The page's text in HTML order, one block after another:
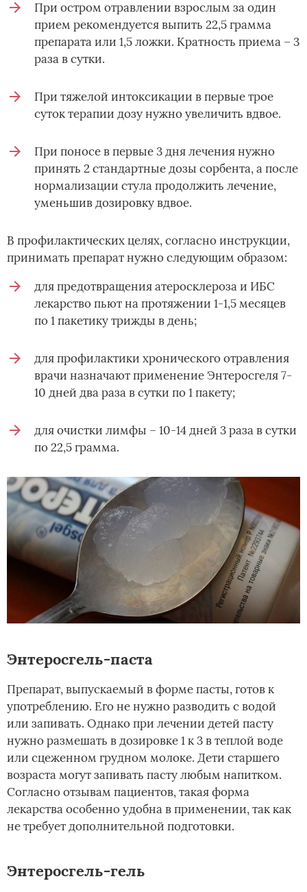
При остром отравлении взрослым за один
прием рекомендуется выпить 22,5 грамма
препарата или 1,5 ложки. Кратность приема – 3
раза в сутки.
При тяжелой интоксикации в первые трое
суток терапии дозу нужно увеличить вдвое.
При поносе в первые 3 дня лечения нужно
принять 2 стандартные дозы сорбента, а после
нормализации стула продолжить лечение,
уменьшив дозировку вдвое.
В профилактических целях, согласно инструкции,
принимать препарат нужно следующим образом:
для предотвращения атеросклероза и ИБС
лекарство пьют на протяжении 1-1,5 месяцев
по 1 пакетику трижды в день;
для профилактики хронического отравления
врачи назначают применение Энтеросгеля 7-
10 дней два раза в сутки по 1 пакету;
для очистки лимфы – 10-14 дней 3 раза в сутки
по 22,5 грамма.
Энтеросгель-паста
Препарат, выпускаемый в форме пасты, готов к
употреблению. Его не нужно разводить с водой
или запивать. Однако при лечении детей пасту
нужно размешать в дозировке 1 к 3 в теплой воде
или сцеженном грудном молоке. Дети старшего
возраста могут запивать пасту любым напитком.
Согласно отзывам пациентов, такая форма
лекарства особенно удобна в применении, так как
не требует дополнительной подготовки.
Энтеросгель-гель